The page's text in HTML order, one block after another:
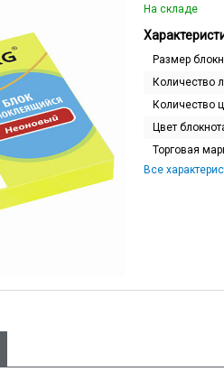
На складе
Размер
Количество
Количество
Цвет
Торговая
Все